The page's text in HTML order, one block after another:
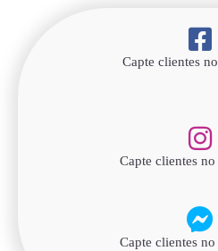
Capte clientes no
Capte clientes no
Capte clientes no